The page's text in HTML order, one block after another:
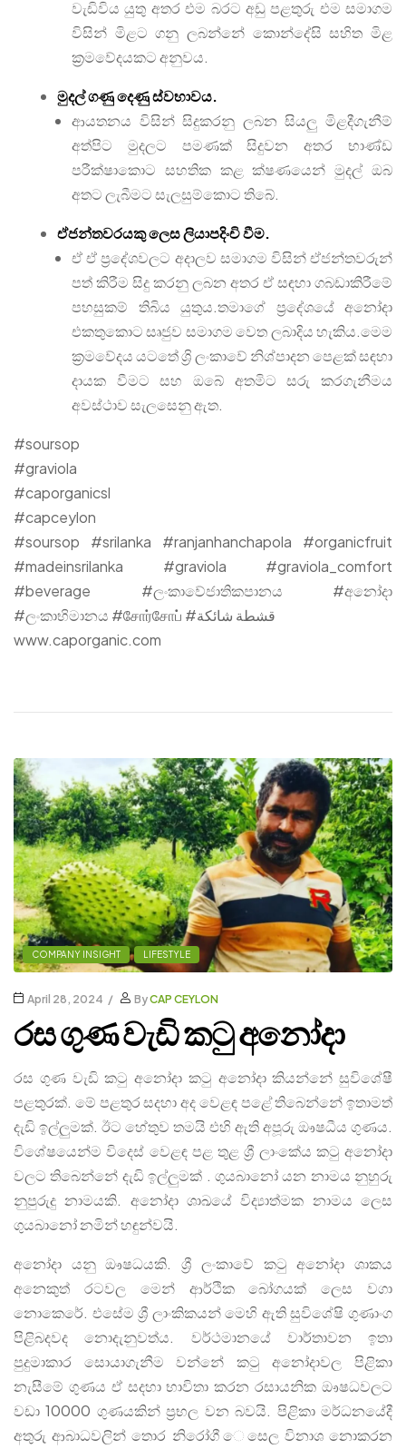
වැඩිවිය යුතු අතර එම බරට අඩු පළතුරු එම සමාගම
විසින් මිළට ගනු ලබන්නේ කොන්දේසි සහිත මිළ
ක්‍රමවේදයකට අනුවය.
මුදල් ගණු දෙණු ස්වභාවය.
ආයතනය විසින් සිදුකරනු ලබන සියලු මිළදීගැනීම්
අත්පිට මුදලට පමණක් සිදුවන අතර භාණ්ඩ
පරීක්ෂාකොට සහතික කළ ක්ෂණයෙන් මුදල් ඔබ
අතට ලැබීමට සැලසුම්කොට තිබේ.
ඒජන්තවරයකු ලෙස ලියාපදිංචි වීම.
ඒ ඒ ප්‍රදේශවලට අදාලව සමාගම විසින් ඒජන්තවරුන්
පත් කිරීම සිදු කරනු ලබන අතර ඒ සඳහා ගබඩාකිරීමේ
පහසුකම් තිබිය යුතුය.තමාගේ ප්‍රදේශයේ අනෝදා
එකතුකොට සෘජුව සමාගම වෙත ලබාදිය හැකිය.මෙම
ක්‍රමවේදය යටතේ ශ්‍රි ලංකාවේ නිශ්පාදන පෙළක් සඳහා
දායක වීමට සහ ඔබේ අතමිට සරු කරගැනීමය
අවස්ථාව සැලසෙනු ඇත.
#soursop
#graviola
#caporganicsl
#capceylon
#soursop #srilanka #ranjanhanchapola #organicfruit
#madeinsrilanka #graviola #graviola_comfort
#beverage #ලංකාවේජාතිකපානය #අනෝදා
#ලංකාභිමානය #சோர்சோப் #قشطة شائكة
www.caporganic.com
COMPANY INSIGHT LIFESTYLE
April 28, 2024 ByCAP CEYLON
රස ගුණ වැඩි කටු අනෝදා
රස ගුණ වැඩි කටු අනෝදා කටු අනෝදා කියන්නේ සුවිශේෂී
පළතුරක්. මේ පළතුර සදහා අද වෙළඳ පළේ තිබෙන්නේ ඉතාමත්
දැඩි ඉල්ලුමක්. ඊට හේතුව තමයි එහි ඇති අපූරු ඖෂධීය ගුණය.
විශේෂයෙන්ම විදෙස් වෙළඳ පළ තුළ ශ්‍රී ලාංකේය කටු අනෝදා
වලට තිබෙන්නේ දැඩි ඉල්ලුමක් . ගුයබානෝ යන නාමය නුහුරු
නුපුරුදු නාමයකි. අනෝදා ශාඛයේ විද්‍යාත්මක නාමය ලෙස
ගුයබානෝ නමින් හඳුන්වයි.
අනෝදා යනු ඖෂධයකි. ශ්‍රී ලංකාවේ කටු අනෝදා ශාකය
අනෙකුත් රටවල මෙන් ආර්ථික බෝගයක් ලෙස වගා
නොකෙරේ. එසේම ශ්‍රී ලාංකිකයන් මෙහි ඇති සුවිශේෂි ගුණාංග
පිළිබදවද නොදැනුවත්ය. වර්ථමානයේ වාර්තාවන ඉතා
පුදුමාකාර සොයාගැනීම වන්නේ කටු අනෝදාවල පිළිකා
නැසීමේ ගුණය ඒ සදහා භාවිතා කරන රසායනික ඖෂධවලට
වඩා 10000 ගුණයකින් ප්‍රභල වන බවයි. පිළිකා මර්ධනයේදී
අතුරු ආබාධවලින් තොර නිරෝගී ෙසෙල විනාශ නොකරන